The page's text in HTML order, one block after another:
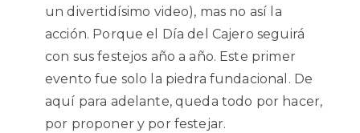
un divertidísimo video), mas no así la
acción. Porque el Día del Cajero seguirá
con sus festejos año a año. Este primer
evento fue solo la piedra fundacional. De
aquí para adelante, queda todo por hacer,
por proponer y por festejar.